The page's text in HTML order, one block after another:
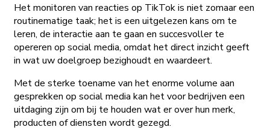
Het monitoren van reacties op TikTok is niet zomaar een
routinematige taak; het is een uitgelezen kans om te
leren, de interactie aan te gaan en succesvoller te
opereren op social media, omdat het direct inzicht geeft
in wat uw doelgroep bezighoudt en waardeert.
Met de sterke toename van het enorme volume aan
gesprekken op social media kan het voor bedrijven een
uitdaging zijn om bij te houden wat er over hun merk,
producten of diensten wordt gezegd.